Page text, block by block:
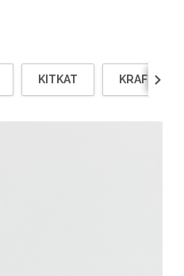
KITKAT KRAFT